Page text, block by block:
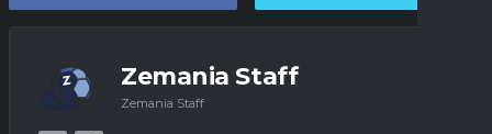
Zemania Staff
Zemania Staff